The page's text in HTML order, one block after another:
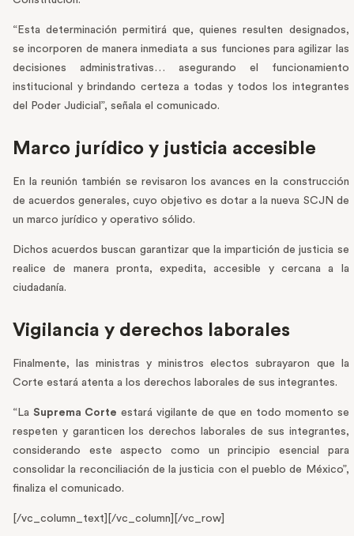
“Esta determinación permitirá que, quienes resulten designados,
se incorporen de manera inmediata a sus funciones para agilizar las
decisiones administrativas… asegurando el funcionamiento
institucional y brindando certeza a todas y todos los integrantes
del Poder Judicial”, señala el comunicado.
Marco jurídico y justicia accesible
En la reunión también se revisaron los avances en la construcción
de acuerdos generales, cuyo objetivo es dotar a la nueva SCJN de
un marco jurídico y operativo sólido.
Dichos acuerdos buscan garantizar que la impartición de justicia se
realice de manera pronta, expedita, accesible y cercana a la
ciudadanía.
Vigilancia y derechos laborales
Finalmente, las ministras y ministros electos subrayaron que la
Corte estará atenta a los derechos laborales de sus integrantes.
“La Suprema Corte estará vigilante de que en todo momento se
respeten y garanticen los derechos laborales de sus integrantes,
considerando este aspecto como un principio esencial para
consolidar la reconciliación de la justicia con el pueblo de México”,
finaliza el comunicado.
[/vc_column_text][/vc_column][/vc_row]